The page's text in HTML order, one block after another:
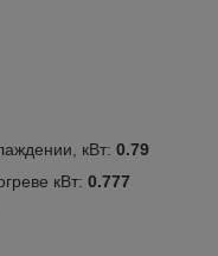
кВт: 0.79
кВт: 0.777